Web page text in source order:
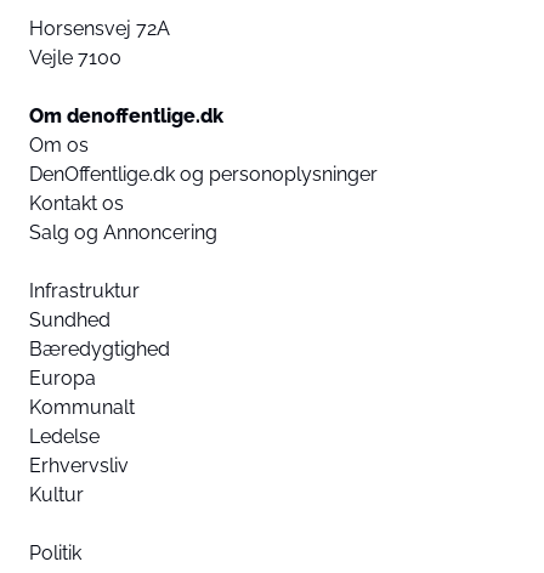
Horsensvej 72A
Vejle 7100
Om denoffentlige.dk
Om os
DenOffentlige.dk og personoplysninger
Kontakt os
Salg og Annoncering
Infrastruktur
Sundhed
Bæredygtighed
Europa
Kommunalt
Ledelse
Erhvervsliv
Kultur
Politik